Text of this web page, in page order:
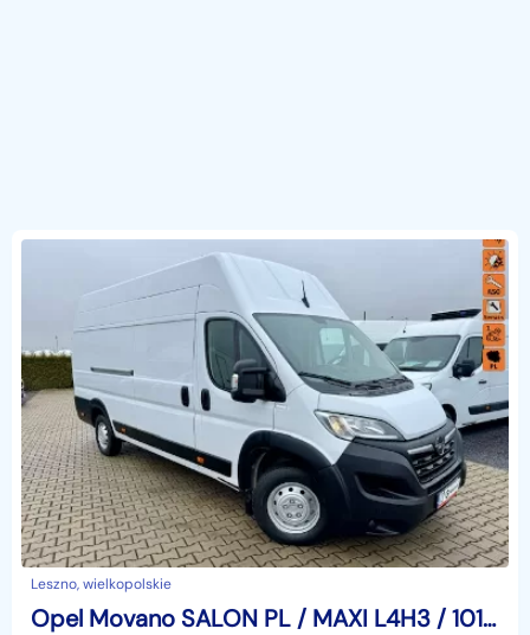
Leszno, wielkopolskie
Opel Movano SALON PL / MAXI L4H3 / 101 tys.km / KLIMA / TEMPOMAT / GWARANCJA